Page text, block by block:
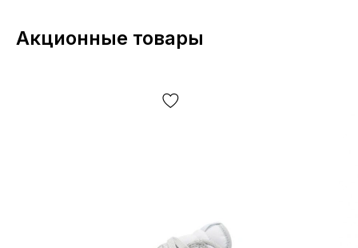
производственный цикл и другое, в зависимости от
большого кол-ва факторов, включая, но не
Акционные товары